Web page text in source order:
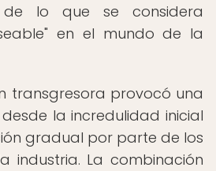
de lo que se considera
en el mundo de la
transgresora provocó una
la incredulidad inicial
gradual por parte de los
industria. La combinación